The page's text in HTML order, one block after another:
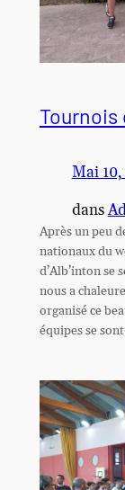
Tournois
Mai
dans
Après un peu
nationaux du
d’Alb’inton se
nous a
organisé ce
équipes se